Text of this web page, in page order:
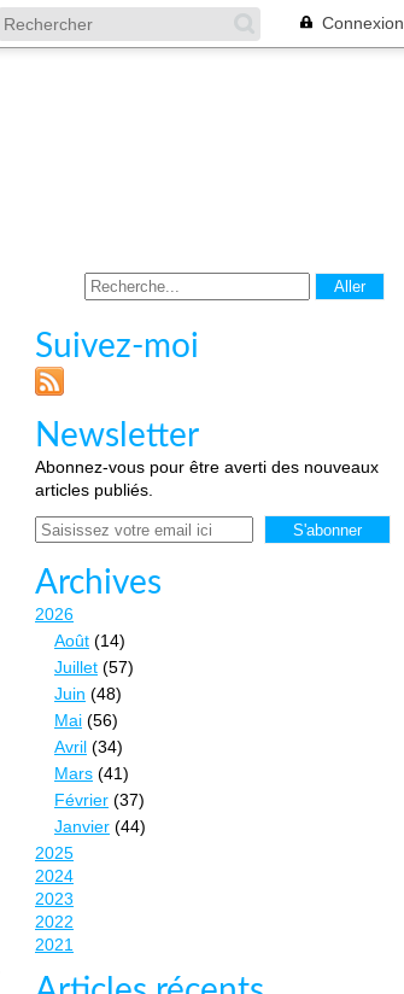
Connexion
Suivez-moi
Newsletter
Abonnez-vous pour être averti des nouveaux
articles publiés.
Email
Archives
2026
Août (14)
Juillet (57)
Juin (48)
Mai (56)
Avril (34)
Mars (41)
Février (37)
Janvier (44)
2025
2024
2023
2022
2021